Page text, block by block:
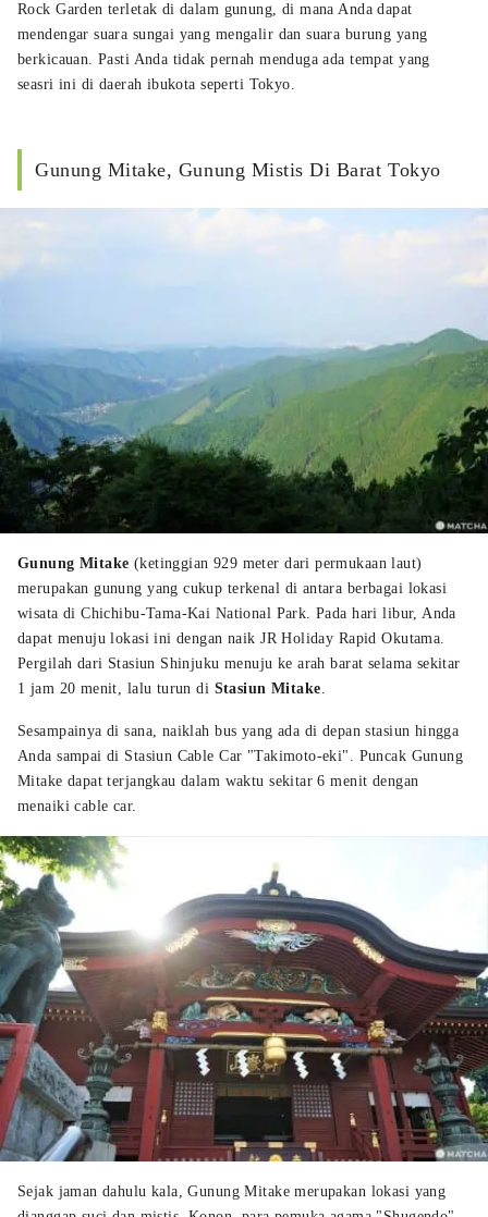
Rock Garden terletak di dalam gunung, di mana Anda dapat
mendengar suara sungai yang mengalir dan suara burung yang
berkicauan. Pasti Anda tidak pernah menduga ada tempat yang
seasri ini di daerah ibukota seperti Tokyo.
Gunung Mitake, Gunung Mistis Di Barat Tokyo
Gunung Mitake (ketinggian 929 meter dari permukaan laut)
merupakan gunung yang cukup terkenal di antara berbagai lokasi
wisata di Chichibu-Tama-Kai National Park. Pada hari libur, Anda
dapat menuju lokasi ini dengan naik JR Holiday Rapid Okutama.
Pergilah dari Stasiun Shinjuku menuju ke arah barat selama sekitar
1 jam 20 menit, lalu turun di Stasiun Mitake
Sesampainya di sana, naiklah bus yang ada di depan stasiun hingga
Anda sampai di Stasiun Cable Car "Takimoto-eki". Puncak Gunung
Mitake dapat terjangkau dalam waktu sekitar 6 menit dengan
menaiki cable car.
Sejak jaman dahulu kala, Gunung Mitake merupakan lokasi yang